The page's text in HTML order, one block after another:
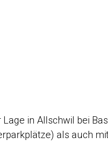
in Allschwil bei
als auch